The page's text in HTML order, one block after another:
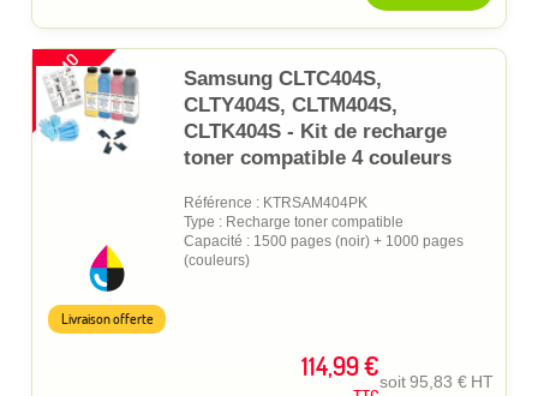
PROMO
Samsung CLTC404S,
CLTY404S, CLTM404S,
CLTK404S - Kit de recharge
toner compatible 4 couleurs
Référence : KTRSAM404PK
Type : Recharge toner compatible
Capacité : 1500 pages (noir) + 1000 pages
(couleurs)
114,99 €
soit95,83 € HT
Livraison offerte